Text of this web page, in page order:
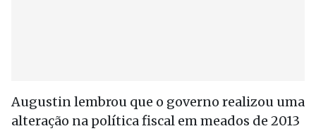
Augustin lembrou que o governo realizou uma
alteração na política fiscal em meados de 2013